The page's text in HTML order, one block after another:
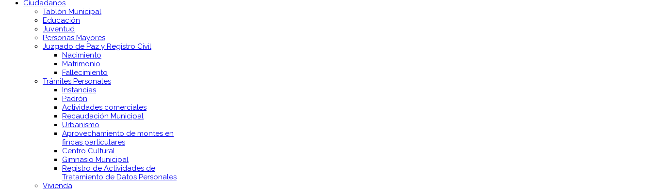
Ciudadanos
Tablón Municipal
Educación
Juventud
Personas Mayores
Juzgado de Paz y Registro Civil
Nacimiento
Matrimonio
Fallecimiento
Trámites Personales
Instancias
Padrón
Actividades comerciales
Recaudación Municipal
Urbanismo
Aprovechamiento de montes en
fincas particulares
Centro Cultural
Gimnasio Municipal
Registro de Actividades de
Tratamiento de Datos Personales
Vivienda